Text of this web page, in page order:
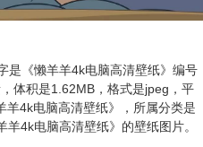
是《懒羊羊4k电脑高清壁纸》编号
体积是1.62MB，格式是jpeg，平
4k电脑高清壁纸》，所属分类是
4k电脑高清壁纸》的壁纸图片。